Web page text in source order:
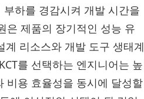
하를 경감시켜 개발 시간을
은 제품의 장기적인 성능 유
리소스와 개발 도구 생태계
를 선택하는 엔지니어는 높
비용 효율성을 동시에 달성할